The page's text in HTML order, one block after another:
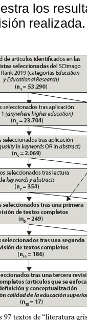
los
realizada.